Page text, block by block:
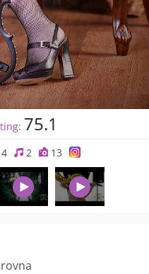
75.1
4 2 13